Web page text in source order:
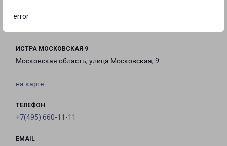
error
ИСТРА МОСКОВСКАЯ 9
Московская область, улица Московская, 9
на карте
ТЕЛЕФОН
+7(495) 660-11-11
EMAIL